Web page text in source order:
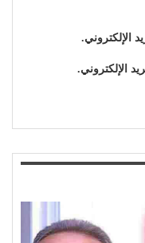
الإلكتروني.
الإلكتروني.